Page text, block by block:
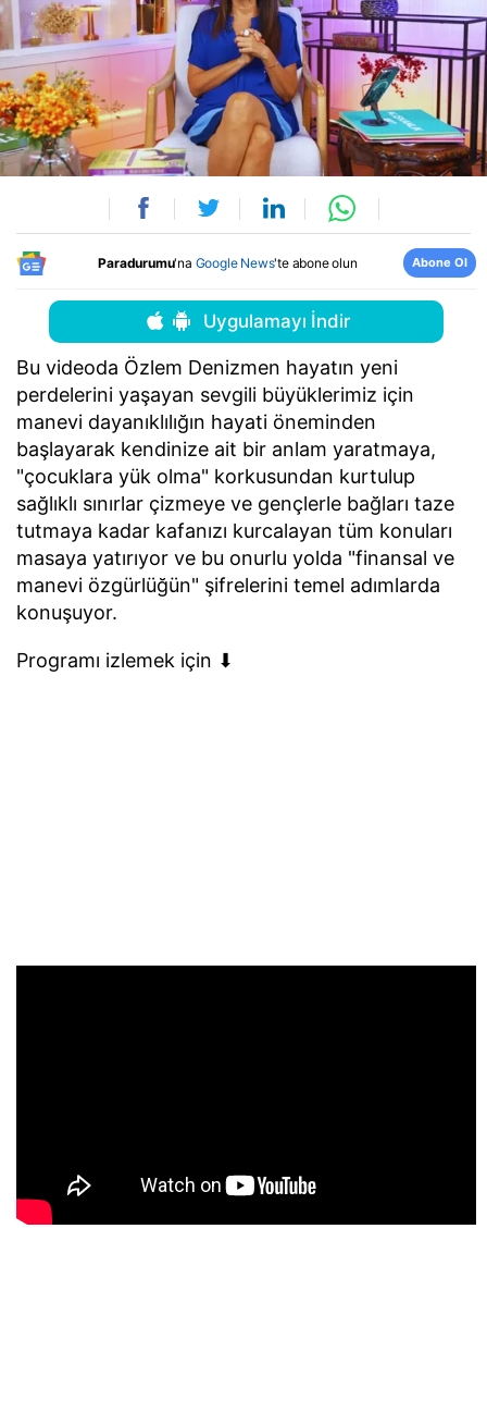
Paradurumu'na Google News'te abone olun Abone Ol
Uygulamayı İndir
Bu videoda Özlem Denizmen hayatın yeni
perdelerini yaşayan sevgili büyüklerimiz için
manevi dayanıklılığın hayati öneminden
başlayarak kendinize ait bir anlam yaratmaya,
"çocuklara yük olma" korkusundan kurtulup
sağlıklı sınırlar çizmeye ve gençlerle bağları taze
tutmaya kadar kafanızı kurcalayan tüm konuları
masaya yatırıyor ve bu onurlu yolda "finansal ve
manevi özgürlüğün" şifrelerini temel adımlarda
konuşuyor.
Programı izlemek için ⬇︎